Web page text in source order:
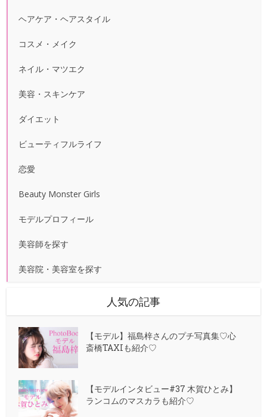
ヘアケア・ヘアスタイル
コスメ・メイク
ネイル・マツエク
美容・スキンケア
ダイエット
ビューティフルライフ
恋愛
Beauty Monster Girls
モデルプロフィール
美容師を探す
美容院・美容室を探す
人気の記事
【モデル】福島梓さんのプチ写真集♡心
斎橋TAXIも紹介♡
【モデルインタビュー#37 木賀ひとみ】
ランコムのマスカラも紹介♡